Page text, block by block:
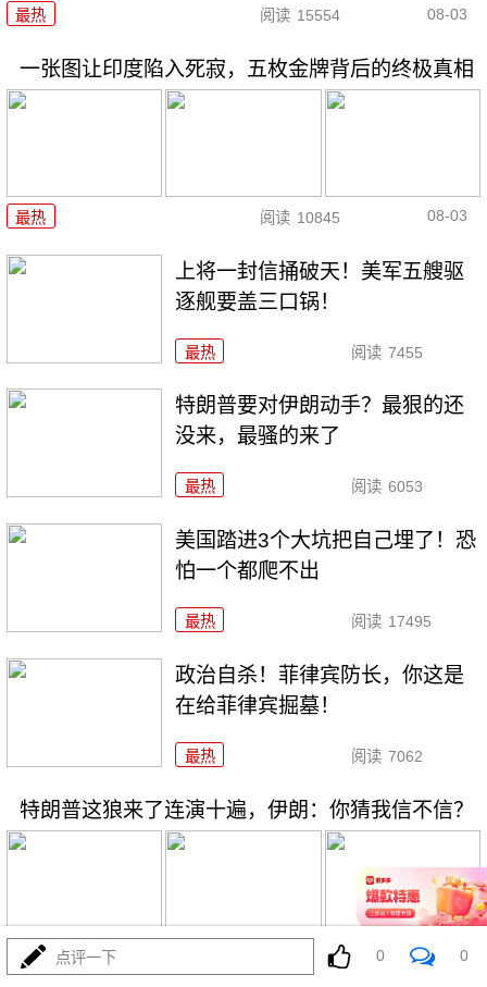
最热 阅读 15554 08-03
一张图让印度陷入死寂，五枚金牌背后的终极真相
最热 阅读 10845 08-03
上将一封信捅破天！美军五艘驱
逐舰要盖三口锅！
最热 阅读 7455
特朗普要对伊朗动手？最狠的还
没来，最骚的来了
最热 阅读 6053
美国踏进3个大坑把自己埋了！恐
怕一个都爬不出
最热 阅读 17495
政治自杀！菲律宾防长，你这是
在给菲律宾掘墓！
最热 阅读 7062
特朗普这狼来了连演十遍，伊朗：你猜我信不信？
最热 5274 08-03
点评一下 0 0